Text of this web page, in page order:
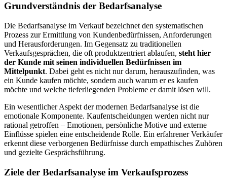
Grundverständnis der Bedarfsanalyse
Die Bedarfsanalyse im Verkauf bezeichnet den systematischen
Prozess zur Ermittlung von Kundenbedürfnissen, Anforderungen
und Herausforderungen. Im Gegensatz zu traditionellen
Verkaufsgesprächen, die oft produktzentriert ablaufen, steht hier
der Kunde mit seinen individuellen Bedürfnissen im
Mittelpunkt. Dabei geht es nicht nur darum, herauszufinden, was
ein Kunde kaufen möchte, sondern auch warum er es kaufen
möchte und welche tieferliegenden Probleme er damit lösen will.
Ein wesentlicher Aspekt der modernen Bedarfsanalyse ist die
emotionale Komponente. Kaufentscheidungen werden nicht nur
rational getroffen – Emotionen, persönliche Motive und externe
Einflüsse spielen eine entscheidende Rolle. Ein erfahrener Verkäufer
erkennt diese verborgenen Bedürfnisse durch empathisches Zuhören
und gezielte Gesprächsführung.
Ziele der Bedarfsanalyse im Verkaufsprozess